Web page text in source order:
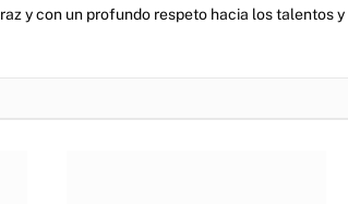
y con un profundo respeto hacia los talentos